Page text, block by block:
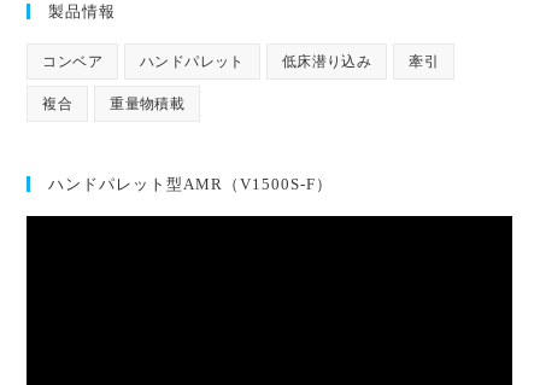
製品情報
コンベア ハンドパレット 低床潜り込み 牽引
複合 重量物積載
ハンドパレット型AMR（V1500S-F）